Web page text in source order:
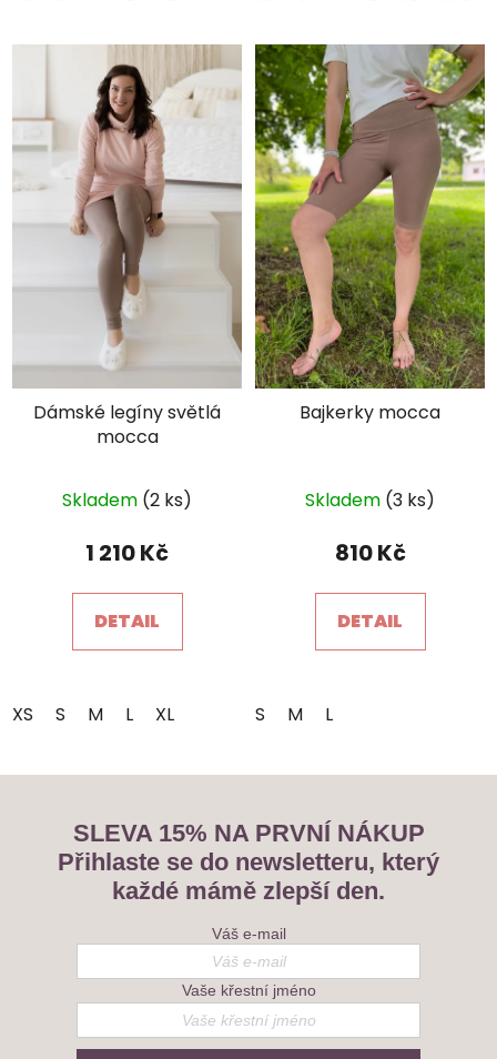
Dámské legíny světlá
mocca
Skladem (2 ks)
1 210 Kč
DETAIL
XS S M L XL
Bajkerky mocca
Skladem (3 ks)
810 Kč
DETAIL
S M L
SLEVA 15% NA PRVNÍ NÁKUP
Přihlaste se do newsletteru, který
každé mámě zlepší den.
Váš e-mail
Vaše křestní jméno